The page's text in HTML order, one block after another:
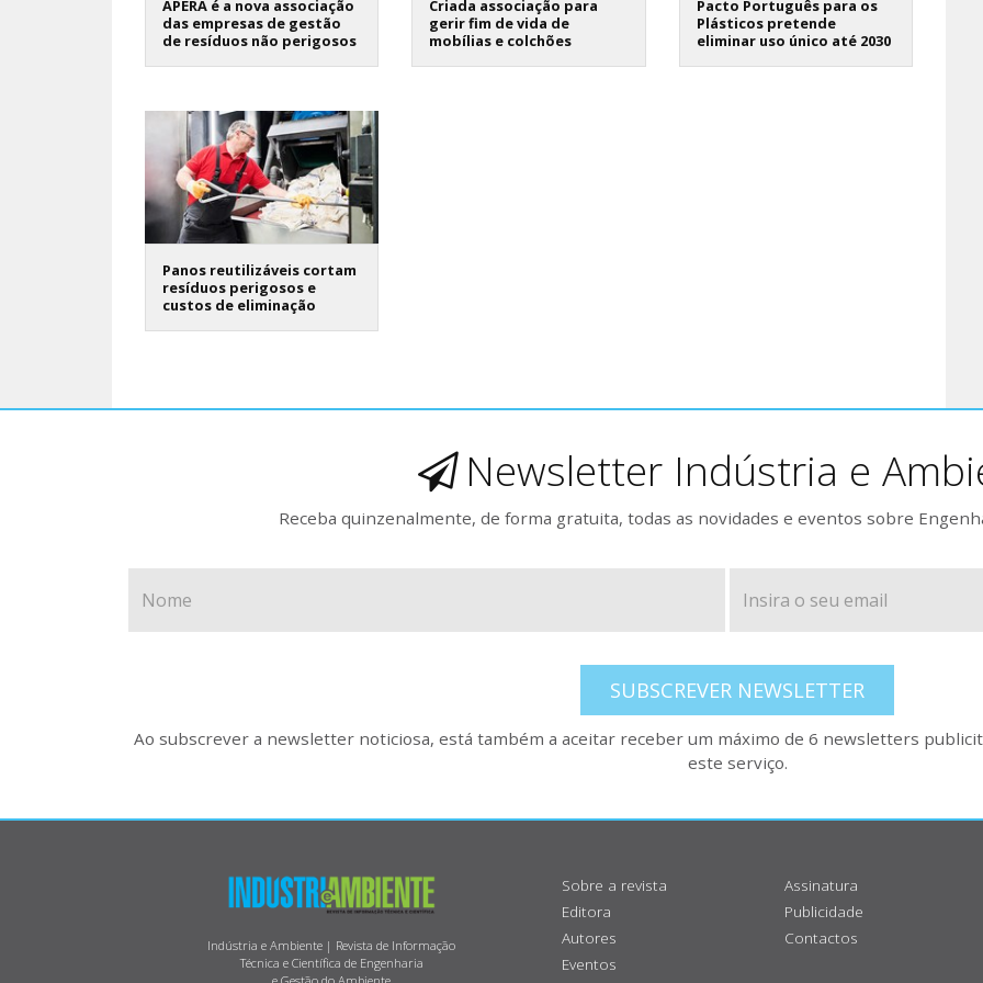
APERA é a nova associação
das empresas de gestão
de resíduos não perigosos
Criada associação para
gerir fim de vida de
mobílias e colchões
Pacto Português para os
Plásticos pretende
eliminar uso único até 2030
Panos reutilizáveis cortam
resíduos perigosos e
custos de eliminação
Newsletter Indústria e
Receba quinzenalmente, de forma gratuita, todas as novidades e eventos sobre
SUBSCREVER NEWSLETTER
Ao subscrever a newsletter noticiosa, está também a aceitar receber um máximo de 6 newsletters
este serviço.
Indústria e Ambiente | Revista de Informação
Técnica e Científica de Engenharia
Sobre a revista
Editora
Autores
Eventos
Assinatura
Publicidade
Contactos